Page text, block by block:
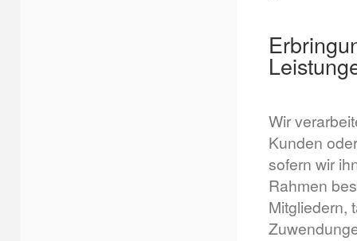
Wir
Kunden
sofern wir
Rahmen
Mitgliedern,